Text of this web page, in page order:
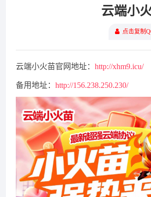
云端小
点击复制
云端小火苗官网地址： http://xhm9.icu/
备用地址： http://156.238.250.230/